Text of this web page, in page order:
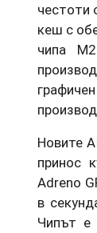
честоти
кеш с
чипа
Новите
принос
Adreno
в
Чипът е